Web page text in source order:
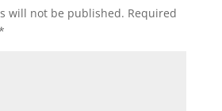
will not be published. Required